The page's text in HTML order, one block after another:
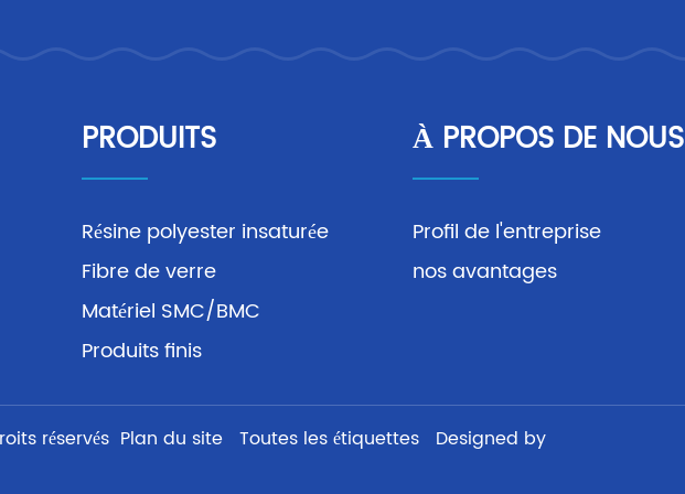
PRODUITS
Résine polyester insaturée
Fibre de verre
Matériel SMC/BMC
Produits finis
À PROPOS DE NOUS
Profil de l'entreprise
nos avantages
réservés Plan du site Toutes les étiquettes
Designed by